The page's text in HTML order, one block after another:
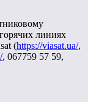
линиях
(https://viasat.ua/,
, 067759 57 59,